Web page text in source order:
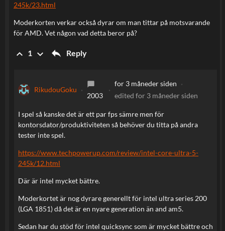
245k/23.html
Moderkorten verkar också dyrar om man tittar på motsvarande
för AMD. Vet någon vad detta beror på?
keyboard_arrow_up 1 keyboard_arrow_down reply Reply
RikudouGoku
chat_bubble
2003
for 3 måneder siden
edited for 3 måneder siden
I spel så kanske det är ett par fps sämre men för
kontorsdator/produktiviteten så behöver du titta på andra
tester inte spel.
https://www.techpowerup.com/review/intel-core-ultra-5-
245k/12.html
Där är intel mycket bättre.
Moderkortet är nog dyrare generellt för intel ultra series 200
(LGA 1851) då det är en nyare generation än and am5.
Sedan har du stöd för intel quicksync som är mycket bättre och